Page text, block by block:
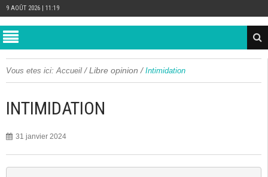
9 AOÛT 2026 | 11:19
Vous etes ici: Accueil /Libre opinion / Intimidation
INTIMIDATION
31 janvier 2024